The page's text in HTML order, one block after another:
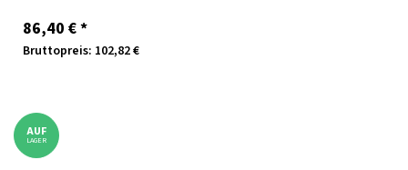
86,40 €*
Bruttopreis: 102,82 €
AUF
LAGER